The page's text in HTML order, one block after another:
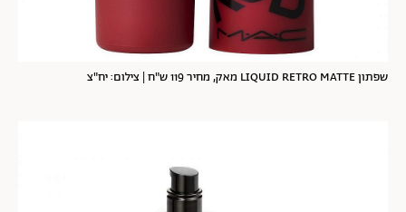
שפתון LIQUID RETRO MATTE מאק, מחיר 119 ש"ח | צילום: יח"צ